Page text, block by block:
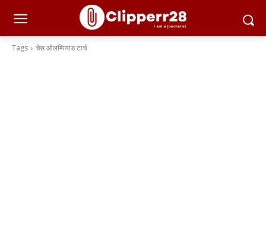
Tags चेस ओलम्पियाड टार्च